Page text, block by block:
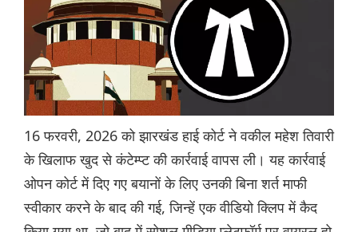
16 फरवरी, 2026 को झारखंड हाई कोर्ट ने वकील महेश तिवारी
के खिलाफ खुद से कंटेम्प्ट की कार्रवाई वापस ली। यह कार्रवाई
ओपन कोर्ट में दिए गए बयानों के लिए उनकी बिना शर्त माफी
स्वीकार करने के बाद की गई, जिन्हें एक वीडियो क्लिप में कैद